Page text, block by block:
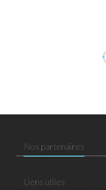
Nos partenaires
Liens utiles